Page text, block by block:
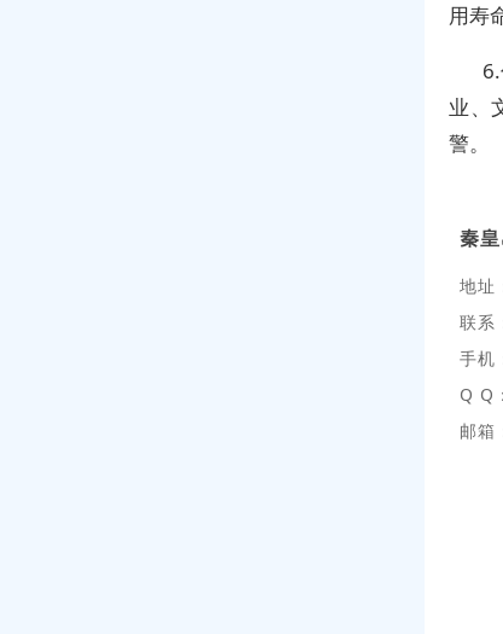
用寿
业、
警。
秦
地址
联系
手机
Q Q：
邮箱